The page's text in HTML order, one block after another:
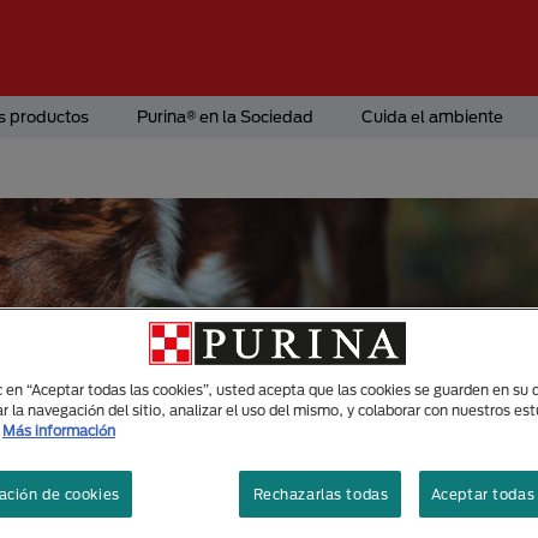
productos Purina® en la Sociedad Cuida el ambiente
en “Aceptar todas las cookies”, usted acepta que las cookies se guarden en su
la navegación del sitio, analizar el uso del mismo, y colaborar con nuestros
Más información
Rechazarlas todas Aceptar todas
de cookies